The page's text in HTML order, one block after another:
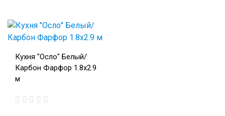
Кухня "Осло" Белый/
Карбон Фарфор 1.8х2.9
м